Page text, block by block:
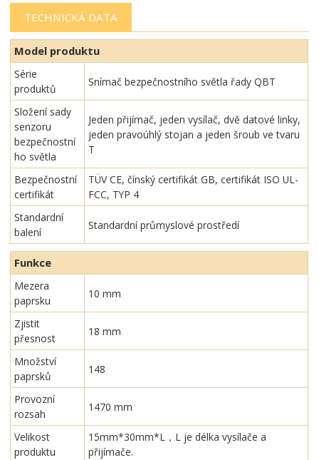
TECHNICKÁ DATA
Model produktu
Série
produktů
Snímač bezpečnostního světla řady QBT
Složení sady
senzoru
bezpečnostní
ho světla
Jeden přijímač, jeden vysílač, dvě datové linky,
jeden pravoúhlý stojan a jeden šroub ve tvaru
T
Bezpečnostní
certifikát
TÜV CE, čínský certifikát GB, certifikát ISO UL-
FCC, TYP 4
Standardní
balení
Standardní průmyslové prostředí
Funkce
Mezera
paprsku
10 mm
Zjistit
přesnost
18 mm
Množství
paprsků
148
Provozní
rozsah
1470 mm
Velikost
produktu
15mm*30mm*L，L je délka vysílače a
přijímače.